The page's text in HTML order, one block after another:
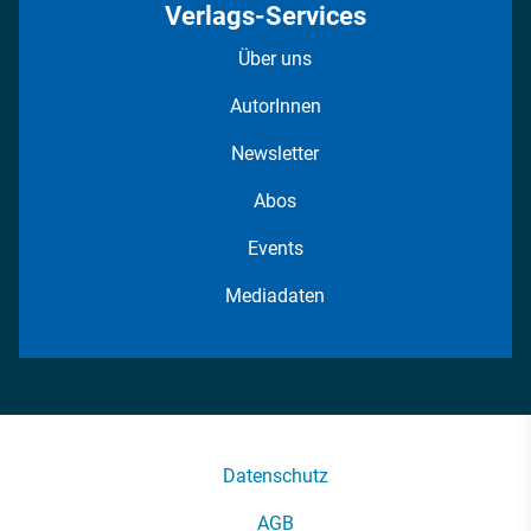
Verlags-Services
Über uns
AutorInnen
Newsletter
Abos
Events
Mediadaten
Datenschutz
AGB